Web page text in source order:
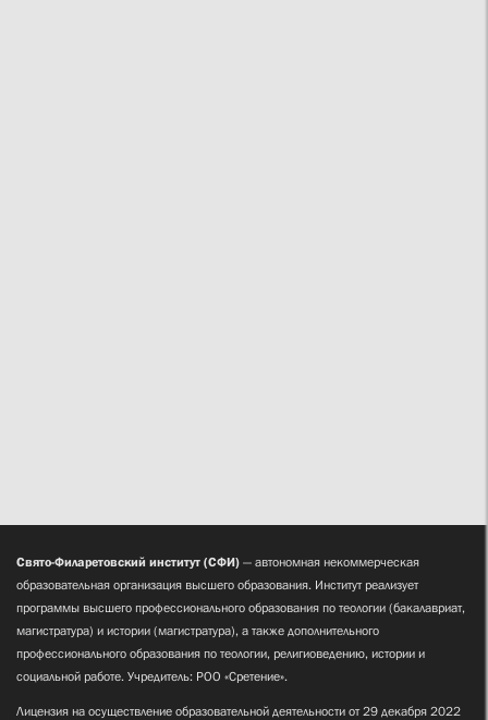
Свято-Филаретовский институт (СФИ) — автономная некоммерческая
образовательная организация высшего образования. Институт реализует
программы высшего профессионального образования по теологии (бакалавриат,
магистратура) и истории (магистратура), а также дополнительного
профессионального образования по теологии, религиоведению, истории и
социальной работе. Учредитель: РОО «Сретение».
Лицензия на осуществление образовательной деятельности от 29 декабря 2022